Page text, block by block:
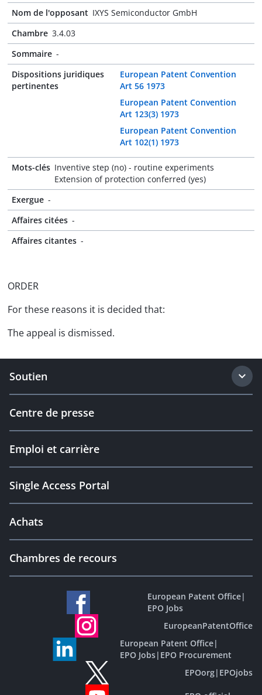
Nom de l'opposant IXYS Semiconductor GmbH
Chambre 3.4.03
Sommaire -
Dispositions juridiques
pertinentes
European Patent Convention
Art 56 1973
European Patent Convention
Art 123(3) 1973
European Patent Convention
Art 102(1) 1973
Mots-clés Inventive step (no) - routine experiments
Extension of protection conferred (yes)
Exergue -
Affaires citées -
Affaires citantes -
ORDER
For these reasons it is decided that:
The appeal is dismissed.
Soutien
Centre de presse
Emploi et carrière
Single Access Portal
Achats
Chambres de recours
European Patent Office|
EPO Jobs
EuropeanPatentOffice
European Patent Office|
EPO Jobs| EPO Procurement
EPOorg| EPOjobs